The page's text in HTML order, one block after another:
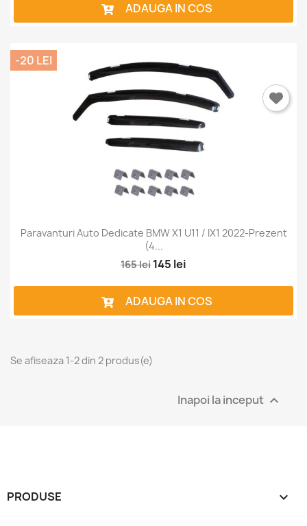
ADAUGA IN COS
Paravanturi Auto Dedicate BMW X1 U11 / IX1 2022-Prezent
(4...
165 lei 145 lei
-20 LEI
ADAUGA IN COS
Se afiseaza 1-2 din 2 produs(e)
Inapoi la inceput 
PRODUSE 
Anuleaza